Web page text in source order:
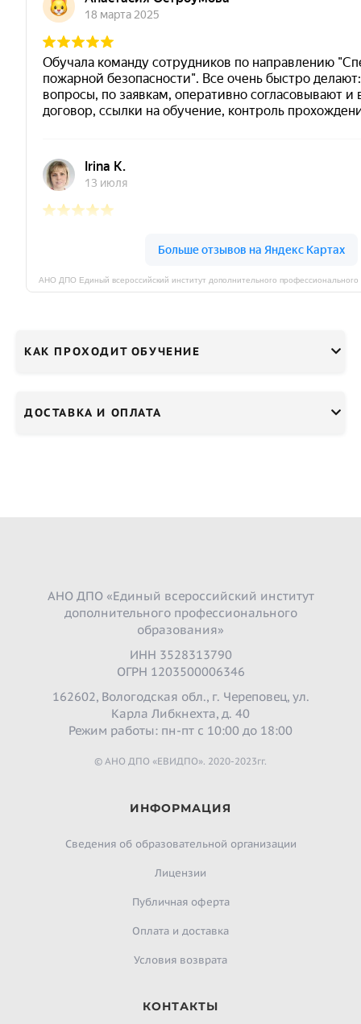
КАК ПРОХОДИТ ОБУЧЕНИЕ
ДОСТАВКА И ОПЛАТА
АНО ДПО «Единый всероссийский институт
дополнительного профессионального
образования»
ИНН 3528313790
ОГРН 1203500006346
162602, Вологодская обл., г. Череповец, ул.
Карла Либкнехта, д. 40
Режим работы: пн-пт с 10:00 до 18:00
© АНО ДПО «ЕВИДПО». 2020-2023гг.
ИНФОРМАЦИЯ
Сведения об образовательной организации
Лицензии
Публичная оферта
Оплата и доставка
Условия возврата
КОНТАКТЫ